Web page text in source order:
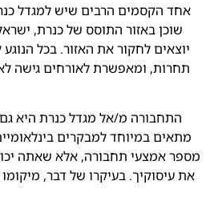
אחד הקסמים הרבים שיש למגדל
שוכן באזור התוסס של כנרת,
יוצאים לחקור את האזור. בכל
תחרות, ומאפשרת לאורחים גישה
התחבורה מ/אל מגדל כנרת היא גם
מתאים במיוחד למבקרים
מספר אמצעי תחבורה, אלא שאתה
את עיסוקיך. בעיקרו של דבר,